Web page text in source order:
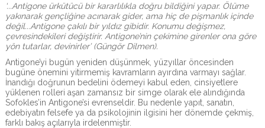
‘...Antigone ürkütücü bir kararlılıkla doğru bildiğini yapar. Ölüme
yakınarak gençliğine acınarak gider, ama hiç de pişmanlık içinde
değil...Antigone çakılı bir yıldız gibidir. Konumu değişmez,
çevresindekileri değiştirir. Antigone’nin çekimine girenler ona göre
yön tutarlar, devinirler’ (Güngör Dilmen).
Antigone’yi bugün yeniden düşünmek, yüzyıllar öncesinden
bugüne önemini yitirmemiş kavramların ayırdına varmayı sağlar.
İnandığı doğrunun bedelini ödemeyi kabul eden, cinsiyetlere
yüklenen rolleri aşan zamansız bir simge olarak ele alındığında
Sofokles’in Antigone’si evrenseldir. Bu nedenle yapıt, sanatın,
edebiyatın felsefe ya da psikolojinin ilgisini her dönemde çekmiş,
farklı bakış açılarıyla irdelenmiştir.